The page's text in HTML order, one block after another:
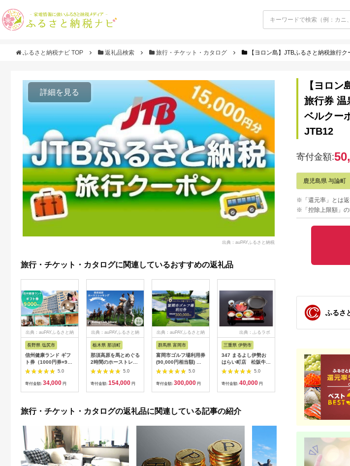
ふるさと納税ナビ TOP 返礼品検索 旅行・チケット・カタログ 【ヨロン島】JTBふるさと納税旅行クーポン（15,000円
詳細を見る
出典：auPAYふるさと納税
旅行・チケット・カタログに関連しているおすすめの返礼品
出典：auPAYふるさと納
長野県 塩尻市
信州健康ランド ギフ
ト券（1000円券×9
枚） | 信州健康ランド
サウナ 大浴場 ボディ
ケア リラクゼーショ
5.0
寄付金額: 34,000 円
出典：auPAYふるさと納
栃木県 那須町
那須高原を馬とめぐる
2時間のホーストレッ
キング 外乗ペア利用
券【平日限定】チケッ
ト 利用券 ペア 体験
5.0
寄付金額: 154,000 円
出典：auPAYふるさと納
群馬県 富岡市
富岡市ゴルフ場利用券
(90,000円相当額) ゴ
ルフ チケット 平日 土
日 祝日 プレー券 関東
群馬県 首都圏 F20E-
5.0
寄付金額: 300,000 円
出典：ふるラボ
三重県 伊勢市
347 まるよし伊勢お
はらい町店 松阪牛焼
肉御膳(150g) ペアお
5.0
寄付金額: 40,000 円
【ふるさと納税】ゴル
フ 八千代カントリー
クラブ 利用券 10,000
円分（1,000円×10
枚） 広島 安芸高田市
5.0
寄付金額:36,500
旅行・チケット・カタログの返礼品に関連している記事の紹介
【ヨロ
旅行券 温
ベルクー
JTB12
寄付金額:
鹿児島県 与論町
※「還元率」とは
※「控除上限額」の
ふるさ